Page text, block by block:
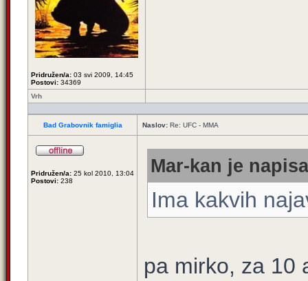
Pridružen/a: 03 svi 2009, 14:45
Postovi: 34369
Vrh
Bad Grabovnik famiglia Naslov: Re: UFC - MMA
Pridružen/a: 25 kol 2010, 13:04
Postovi: 238
Mar-kan je
Ima kakvih
pa mirko, za 10